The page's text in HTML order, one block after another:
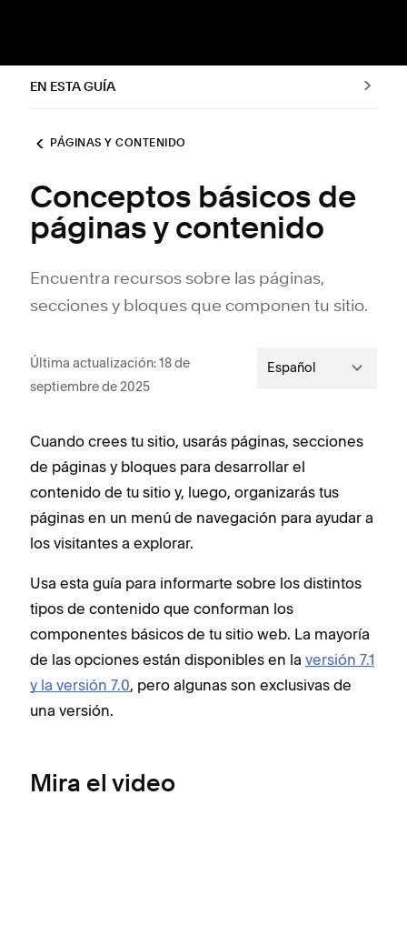
EN ESTA GUÍA
PÁGINAS Y CONTENIDO
Conceptos básicos de
páginas y contenido
Encuentra recursos sobre las páginas,
secciones y bloques que componen tu sitio.
Última actualización: 18 de
septiembre de 2025
Español
Cuando crees tu sitio, usarás páginas, secciones
de páginas y bloques para desarrollar el
contenido de tu sitio y, luego, organizarás tus
páginas en un menú de navegación para ayudar a
los visitantes a explorar.
Usa esta guía para informarte sobre los distintos
tipos de contenido que conforman los
componentes básicos de tu sitio web. La mayoría
de las opciones están disponibles en la versión 7.1
y la versión 7.0, pero algunas son exclusivas de
una versión.
Mira el video